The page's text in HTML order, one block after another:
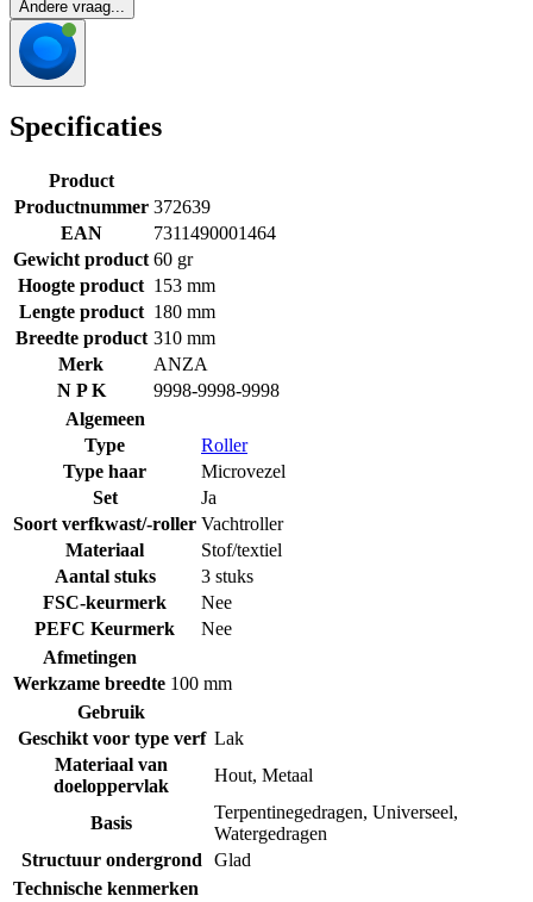
Andere vraag...
Specificaties
Product
Productnummer 372639
EAN
7311490001464
Gewicht product 60 gr
Hoogte product 153 mm
Lengte product 180 mm
Breedte product 310 mm
Merk
ANZA
N P K
9998-9998-9998
Algemeen
Type
Roller
Type haar
Microvezel
Set
Ja
Soort verfkwast/-roller Vachtroller
Materiaal
Stof/textiel
Aantal stuks
3 stuks
FSC-keurmerk
Nee
PEFC Keurmerk
Nee
Afmetingen
Werkzame breedte 100 mm
Gebruik
Geschikt voor type verf Lak
Materiaal van
doeloppervlak
Hout, Metaal
Basis
Terpentinegedragen, Universeel,
Watergedragen
Structuur ondergrond
Glad
Technische kenmerken